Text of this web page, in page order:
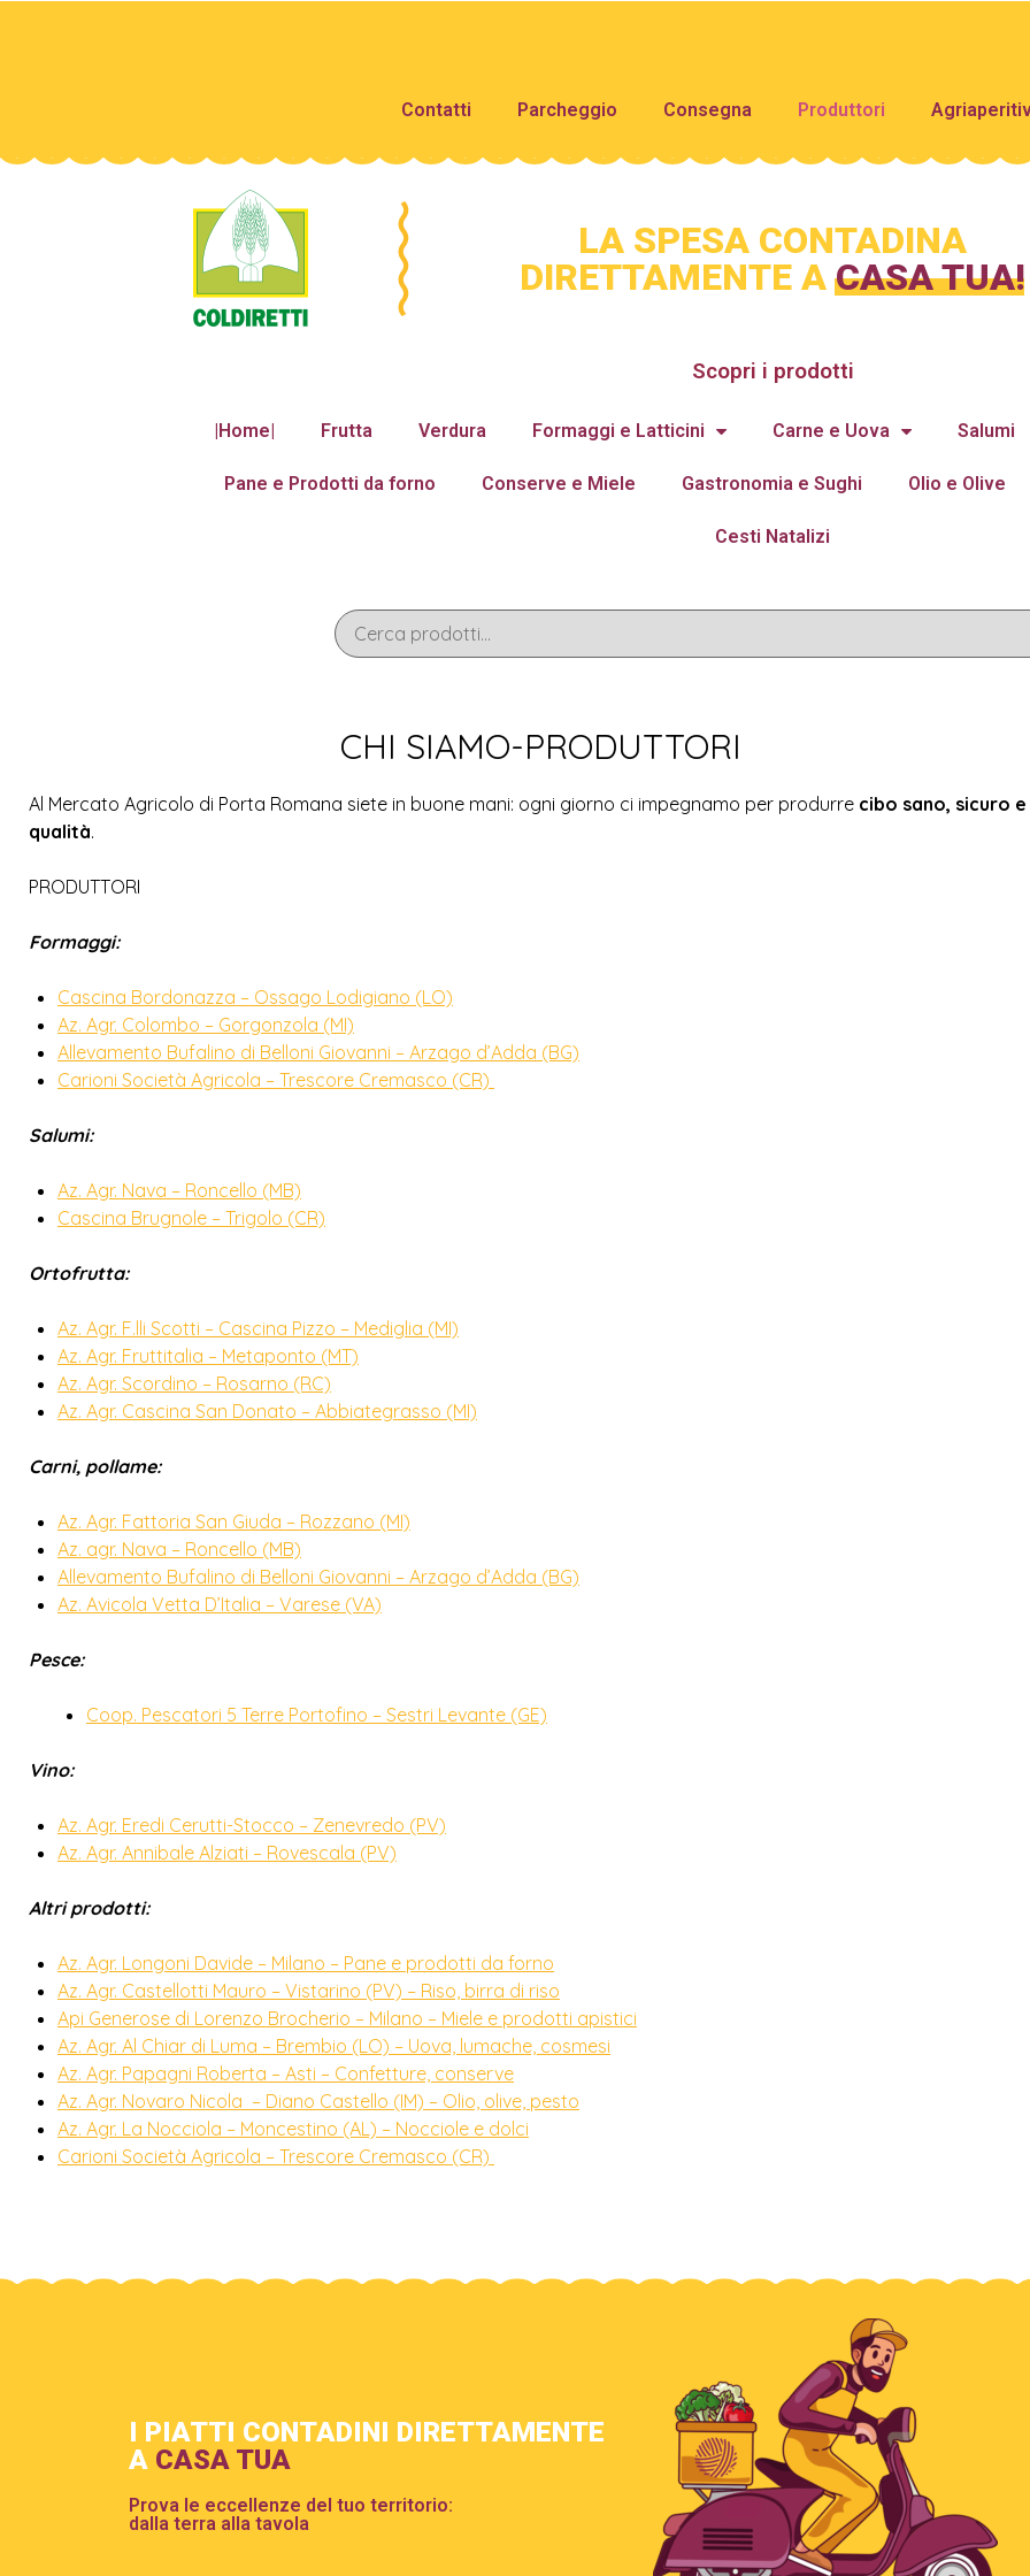
Contatti Parcheggio Consegna Produttori
LA SPESA CONTADINA
DIRETTAMENTE ACASA TUA!
Scopri i prodotti
|Home| Frutta Verdura Formaggi e Latticini Carne e Uova Salumi
Pane e Prodotti da forno Conserve e Miele Gastronomia e Sughi Olio e Olive
Cesti Natalizi
CHI SIAMO-PRODUTTORI
Al Mercato Agricolo di Porta Romana siete in buone mani: ogni giorno ci impegnamo per produrre cibo sano, sicuro e
qualità.
PRODUTTORI
Formaggi:
Cascina Bordonazza – Ossago Lodigiano (LO)
Az. Agr. Colombo – Gorgonzola (MI)
Allevamento Bufalino di Belloni Giovanni – Arzago d’Adda (BG)
Carioni Società Agricola – Trescore Cremasco (CR)
Salumi:
Az. Agr. Nava – Roncello (MB)
Cascina Brugnole – Trigolo (CR)
Ortofrutta:
Az. Agr. F.lli Scotti – Cascina Pizzo – Mediglia (MI)
Az. Agr. Fruttitalia – Metaponto (MT)
Az. Agr. Scordino – Rosarno (RC)
Az. Agr. Cascina San Donato – Abbiategrasso (MI)
Carni, pollame:
Az. Agr. Fattoria San Giuda – Rozzano (MI)
Az. agr. Nava – Roncello (MB)
Allevamento Bufalino di Belloni Giovanni – Arzago d’Adda (BG)
Az. Avicola Vetta D’Italia – Varese (VA)
Pesce:
Coop. Pescatori 5 Terre Portofino – Sestri Levante (GE)
Vino:
Az. Agr. Eredi Cerutti-Stocco – Zenevredo (PV)
Az. Agr. Annibale Alziati – Rovescala (PV)
Altri prodotti:
Az. Agr. Longoni Davide – Milano – Pane e prodotti da forno
Az. Agr. Castellotti Mauro – Vistarino (PV) – Riso, birra di riso
Api Generose di Lorenzo Brocherio – Milano – Miele e prodotti apistici
Az. Agr. Al Chiar di Luma – Brembio (LO) – Uova, lumache, cosmesi
Az. Agr. Papagni Roberta – Asti – Confetture, conserve
Az. Agr. Novaro Nicola – Diano Castello (IM) – Olio, olive, pesto
Az. Agr. La Nocciola – Moncestino (AL) – Nocciole e dolci
Carioni Società Agricola – Trescore Cremasco (CR)
I PIATTI CONTADINI DIRETTAMENTE
A CASA TUA
Prova le eccellenze del tuo territorio:
dalla terra alla tavola